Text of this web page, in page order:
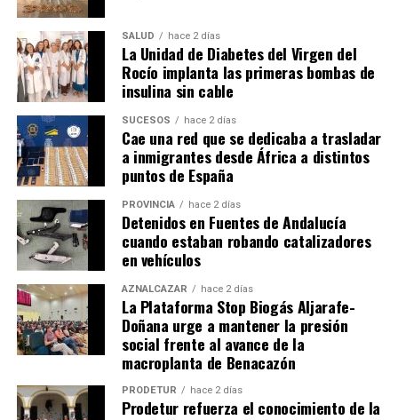
SALUD hace 2 días
La Unidad de Diabetes del Virgen del
Rocío implanta las primeras bombas de
insulina sin cable
SUCESOS hace 2 días
Cae una red que se dedicaba a trasladar
a inmigrantes desde África a distintos
puntos de España
PROVINCIA hace 2 días
Detenidos en Fuentes de Andalucía
cuando estaban robando catalizadores
en vehículos
AZNALCÁZAR hace 2 días
La Plataforma Stop Biogás Aljarafe-
Doñana urge a mantener la presión
social frente al avance de la
macroplanta de Benacazón
PRODETUR hace 2 días
Prodetur refuerza el conocimiento de la